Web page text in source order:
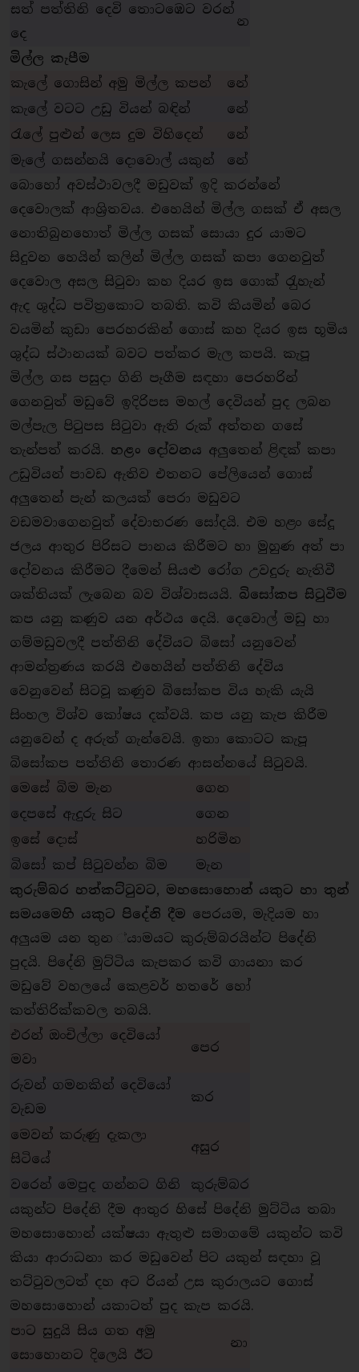
සත් පත්තිනි දෙවි තොටඹෙට වරන්
දෙ
න
මිල්ල කැපීම
කැලේ ගොසින් අමු මිල්ල කපන්
නේ
කැලේ වටට උඩු වියන් බඳින්
නේ
රැලේ පුළුන් ලෙස දුම විහිදෙන්
නේ
මැලේ ගසන්නයි දොවොල් යකුන්
නේ
බොහෝ අවස්ථාවලදී මඩුවක් ඉදි කරන්නේ
දෙවොලක් ආශි‍්‍රතවය. එහෙයින් මිල්ල ගසක් ඒ අසල
නොතිබුනහොත් මිල්ල ගසක් සොයා දුර යාමට
සිදුවන හෙයින් කලින් මිල්ල ගසක් කපා ගෙනවුත්
දෙවොල අසල සිටුවා කහ දියර ඉස ගොක් රැුහැන්
ඇද ශුද්ධ පවිත‍්‍රකොට තබති. කවි කියමින් බෙර
වයමින් කුඩා පෙරහරකින් ගොස් කහ දියර ඉස භූමිය
ශුද්ධ ස්ථානයක් බවට පත්කර මැල කපයි. කැපූ
මිල්ල ගස පසුදා ගිනි පෑගීම සඳහා පෙරහරින්
ගෙනවුත් මඩුවේ ඉදිරිපස මහල් දෙවියන් පුද ලබන
මල්පැල පිටුපස සිටුවා ඇති රුක් අත්තන ගසේ
තැන්පත් කරයි. හළං දෝවනය අලුතෙන් ළිඳක් කපා
උඩුවියන් පාවඩ ඇතිව එතනට පේලියෙන් ගොස්
අලුතෙන් පැන් කලයක් පෙරා මඩුවට
වඩමවාගෙනවුත් දේවාභරණ සෝදයි. එම හළං සේදූ
ජලය ආතුර පිරිසට පානය කිරීමට හා මුහුණ අත් පා
දෝවනය කිරීමට දීමෙන් සියළු රෝග උවදුරු නැතිවී
ශක්තියක් ලැබෙන බව විශ්වාසයයි. බිසෝකප සිටුවීම
කප යනු කණුව යන අර්ථය දෙයි. දෙවොල් මඩු හා
ගම්මඩුවලදී පත්තිනි දේවියට බිසෝ යනුවෙන්
ආමන්ත‍්‍රණය කරයි එහෙයින් පත්තිනි දේවිය
වෙනුවෙන් සිටවූ කණුව බිසෝකප විය හැකි යැයි
සිංහල විශ්ව කෝෂය දක්වයි. කප යනු කැප කිරීම
යනුවෙන් ද අරුත් ගැන්වෙයි. ඉතා කොටට කැපූ
බිසෝකප පත්තිනි තොරණ ආසන්නයේ සිටුවයි.
මෙසේ බිම මැන
ගෙන
දෙපසේ ඇදුරු සිට
ගෙන
ඉසේ දොස්
හරිමින
බිසෝ කප් සිටුවන්න බිම
මැන
කුරුම්බර හත්කට්ටුවට, මහසොහොන් යකුට හා තුන්
සමයමෙහි යකුට පිදේනි දීම පෙරයම, මැදියම හා
අලුයම යන තුන ්යාමයට කුරුම්බරයින්ට පිදේනි
පුදයි. පිදේනි මුට්ටිය කැපකර කවි ගායනා කර
මඩුවේ වහලයේ කෙළවර් හතරේ හෝ
කත්තිරික්කවල තබයි.
එරන් ඔංචිල්ලා දෙවියෝ
මවා
පෙර
රුවන් ගමනකින් දෙවියෝ
වැඩම
කර
මෙවන් කරුණු දැකලා
සිටියේ
අසුර
වරෙන් මෙපුද ගන්නට ගිනි
කුරුම්බර
යකුන්ට පිදේනි දීම ආතුර හිසේ පිදේනි මුට්ටිය තබා
මහසොහොන් යක්ෂයා ඇතුළු සමාගමේ යකුන්ට කවි
කියා ආරාධනා කර මඩුවෙන් පිට යකුන් සඳහා වූ
තට්ටුවලටත් දහ අට රියන් උස කුරාලයට ගොස්
මහසොහොන් යකාටත් පුද කැප කරයි.
පාට සුදුයි සිය ගත අමු
සොහොනට දිලෙයි ඊට
නා